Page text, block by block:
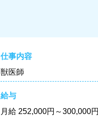
仕事内容
獣医師
給与
月給 252,000円～300,000円